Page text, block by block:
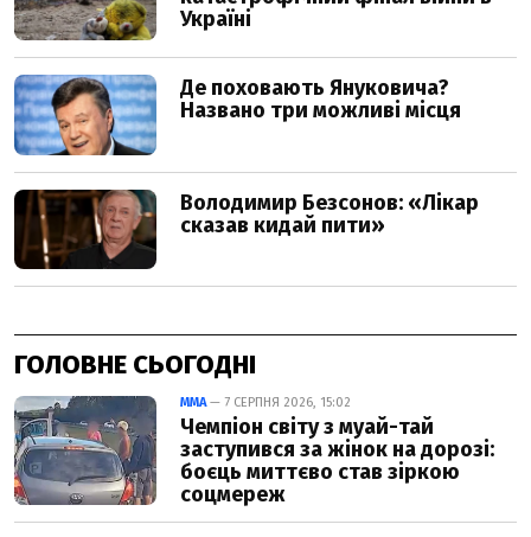
ГОЛОВНЕ СЬОГОДНІ
ММА— 7 СЕРПНЯ 2026, 15:02
Чемпіон світу з муай-тай
заступився за жінок на дорозі:
боєць миттєво став зіркою
соцмереж